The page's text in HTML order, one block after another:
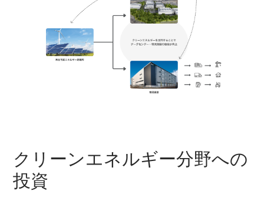
クリーンエネルギー分野への
投資